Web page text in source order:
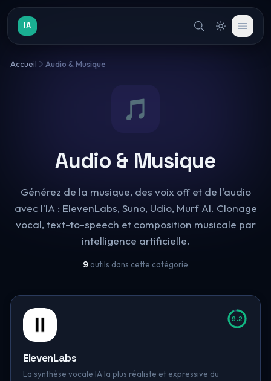
IA
Accueil Audio & Musique
🎵
Audio & Musique
Générez de la musique, des voix off et de l'audio
avec l'IA : ElevenLabs, Suno, Udio, Murf AI. Clonage
vocal, text-to-speech et composition musicale par
intelligence artificielle.
9 outils dans cette catégorie
9.2
ElevenLabs
La synthèse vocale IA la plus réaliste et expressive du